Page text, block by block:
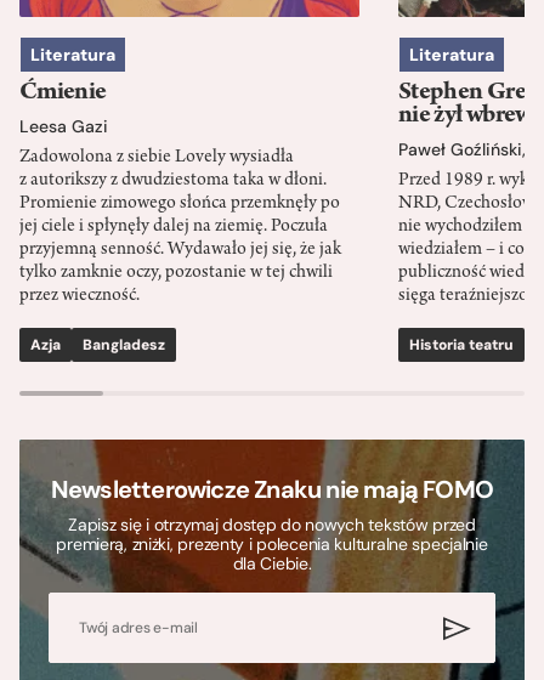
Literatura
Ćmienie
Leesa Gazi
Zadowolona z siebie Lovely wysiadła
z autorikszy z dwudziestoma taka w dłoni.
Promienie zimowego słońca przemknęły po
jej ciele i spłynęły dalej na ziemię. Poczuła
przyjemną senność. Wydawało jej się, że jak
tylko zamknie oczy, pozostanie w tej chwili
przez wieczność.
Azja Bangladesz
Literatura
Stephen
nie żył wbrew
Paweł Goźliński,
Przed 1989 r.
NRD,
nie wychodziłem
wiedziałem – i co
publiczność
sięga
Historia teatru
Newsletterowicze Znaku nie mają FOMO
Zapisz się i otrzymaj dostęp do nowych tekstów przed
premierą, zniżki, prezenty i polecenia kulturalne specjalnie
dla Ciebie.